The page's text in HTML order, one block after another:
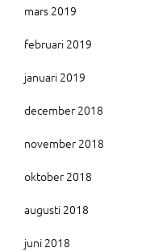
mars 2019
februari 2019
januari 2019
december 2018
november 2018
oktober 2018
augusti 2018
juni 2018